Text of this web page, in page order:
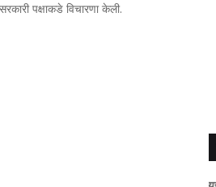
पक्षाकडे विचारणा केली.